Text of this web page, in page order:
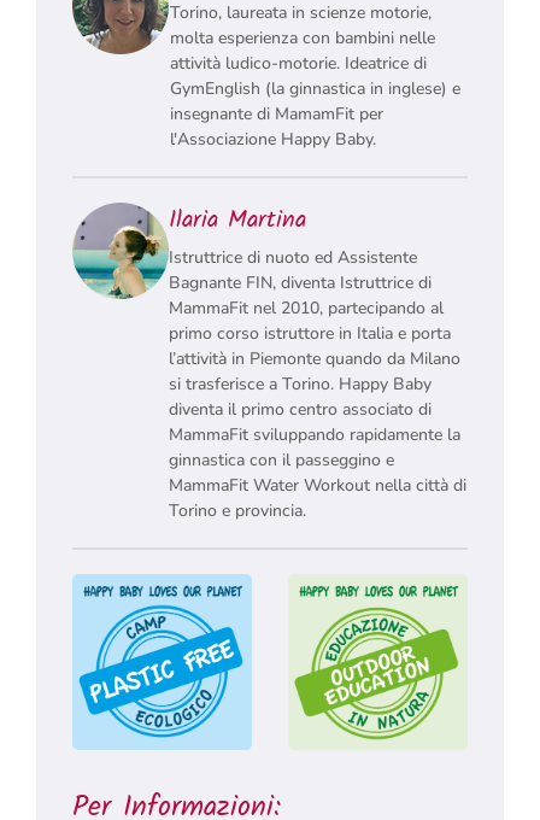
Torino, laureata in scienze motorie,
molta esperienza con bambini nelle
attività ludico-motorie. Ideatrice di
GymEnglish (la ginnastica in inglese) e
insegnante di MamamFit per
l'Associazione Happy Baby.
Ilaria Martina
Istruttrice di nuoto ed Assistente
Bagnante FIN, diventa Istruttrice di
MammaFit nel 2010, partecipando al
primo corso istruttore in Italia e porta
l’attività in Piemonte quando da Milano
si trasferisce a Torino. Happy Baby
diventa il primo centro associato di
MammaFit sviluppando rapidamente la
ginnastica con il passeggino e
MammaFit Water Workout nella città di
Torino e provincia.
Per Informazioni: